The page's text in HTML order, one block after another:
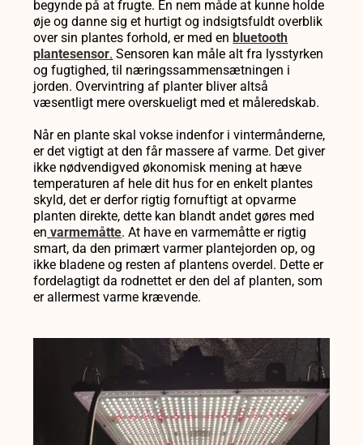
begynde på at frugte. En nem måde at kunne holde
øje og danne sig et hurtigt og indsigtsfuldt overblik
over sin plantes forhold, er med enbluetooth
plantesensor. Sensoren kan måle alt fra lysstyrken
og fugtighed, til næringssammensætningen i
jorden. Overvintring af planter bliver altså
væsentligt mere overskueligt med et måleredskab.
Når en plante skal vokse indenfor i vintermånderne,
er det vigtigt at den får massere af varme. Det giver
ikke nødvendigved økonomisk mening at hæve
temperaturen af hele dit hus for en enkelt plantes
skyld, det er derfor rigtig fornuftigt at opvarme
planten direkte, dette kan blandt andet gøres med
en varmemåtte. At have en varmemåtte er rigtig
smart, da den primært varmer plantejorden op, og
ikke bladene og resten af plantens overdel. Dette er
fordelagtigt da rodnettet er den del af planten, som
er allermest varme krævende.